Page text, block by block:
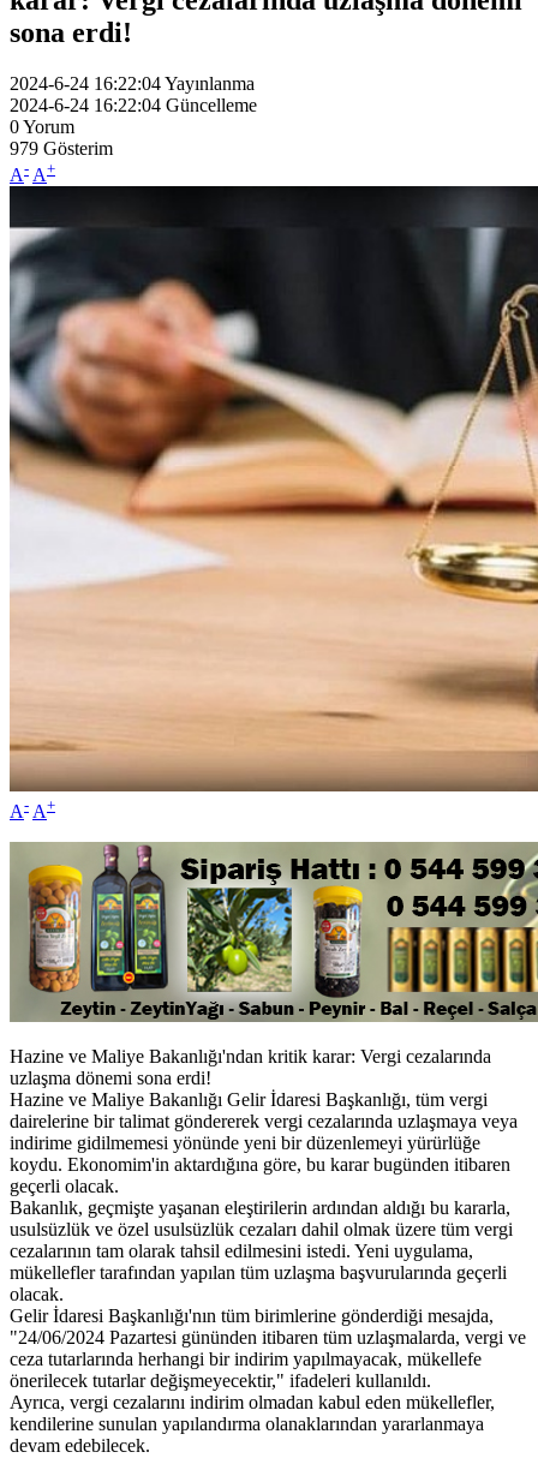
sona erdi!
2024-6-24 16:22:04Yayınlanma
2024-6-24 16:22:04 Güncelleme
0Yorum
979 Gösterim
A- A+
A- A+
Hazine ve Maliye Bakanlığı'ndan kritik karar: Vergi cezalarında
uzlaşma dönemi sona erdi!
Hazine ve Maliye Bakanlığı Gelir İdaresi Başkanlığı, tüm vergi
dairelerine bir talimat göndererek vergi cezalarında uzlaşmaya veya
indirime gidilmemesi yönünde yeni bir düzenlemeyi yürürlüğe
koydu. Ekonomim'in aktardığına göre, bu karar bugünden itibaren
geçerli olacak.
Bakanlık, geçmişte yaşanan eleştirilerin ardından aldığı bu kararla,
usulsüzlük ve özel usulsüzlük cezaları dahil olmak üzere tüm vergi
cezalarının tam olarak tahsil edilmesini istedi. Yeni uygulama,
mükellefler tarafından yapılan tüm uzlaşma başvurularında geçerli
olacak.
Gelir İdaresi Başkanlığı'nın tüm birimlerine gönderdiği mesajda,
"24/06/2024 Pazartesi gününden itibaren tüm uzlaşmalarda, vergi ve
ceza tutarlarında herhangi bir indirim yapılmayacak, mükellefe
önerilecek tutarlar değişmeyecektir," ifadeleri kullanıldı.
Ayrıca, vergi cezalarını indirim olmadan kabul eden mükellefler,
kendilerine sunulan yapılandırma olanaklarından yararlanmaya
devam edebilecek.